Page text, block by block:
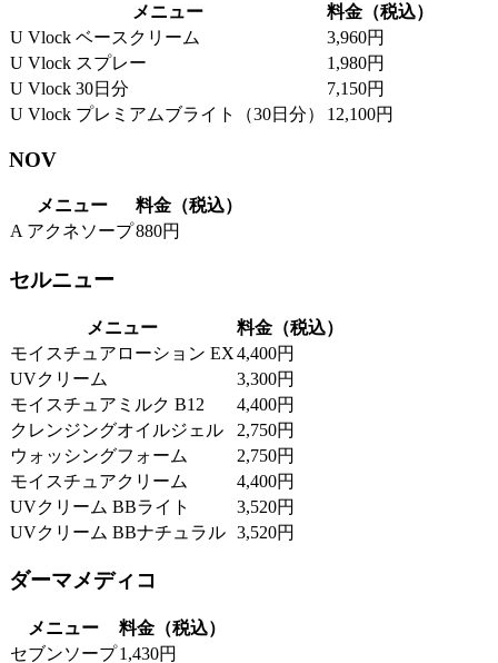
メニュー
料金（税込）
U Vlock ベースクリーム
3,960円
U Vlock スプレー
1,980円
U Vlock 30日分
7,150円
U Vlock プレミアムブライト（30日分）
12,100円
NOV
メニュー
料金（税込）
A アクネソープ880円
セルニュー
メニュー
料金（税込）
モイスチュアローション EX4,400円
UVクリーム
3,300円
モイスチュアミルク B12
4,400円
クレンジングオイルジェル
2,750円
ウォッシングフォーム
2,750円
モイスチュアクリーム
4,400円
UVクリーム BBライト
3,520円
UVクリーム BBナチュラル 3,520円
ダーマメディコ
メニュー
料金（税込）
セブンソープ1,430円